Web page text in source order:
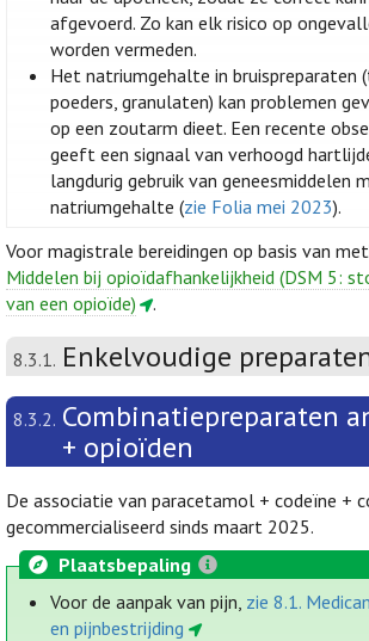
afgevoerd. Zo kan elk risico op
worden vermeden.
Het natriumgehalte in bruispreparaten
poeders, granulaten) kan problemen
op een zoutarm dieet. Een recente
geeft een signaal van verhoogd
langdurig gebruik van geneesmiddelen
natriumgehalte (zie Folia mei 2023).
Voor magistrale bereidingen op basis van
Middelen bij opioïdafhankelijkheid (DSM 5:
van een opioïde)
.
8.3.1. Enkelvoudige
8.3.2. Combinatiepreparaten
+ opioïden
De associatie van paracetamol + codeïne +
gecommercialiseerd sinds maart 2025.
Plaatsbepaling
Voor de aanpak van pijn, zie 8.1.
en pijnbestrijding